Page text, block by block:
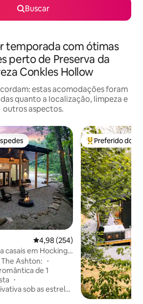
Buscar
temporada com ótimas
perto de Preserva da
Conkles Hollow
estas acomodações foram
quanto a localização, limpeza e
outros aspectos.
dos hóspedes
4,98 de uma avaliação média de
4,98 (254)
casais em Hocking |
Ashton: ・
de 1
・
sob as estrelas
Entre os
Preferido dos